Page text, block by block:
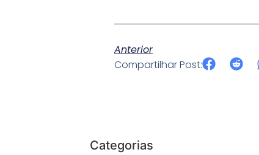
Anterior
Compartilhar Post:
Categorias